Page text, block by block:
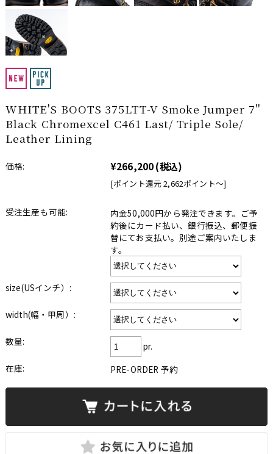
WHITE'S BOOTS 375LTT-V Smoke Jumper 7''
Black Chromexcel C461 Last/ Triple Sole/
Leather Lining
価格: ¥266,200(税込)
[ポイント還元 2,662ポイント〜]
受注生産も可能:
内金50,000円から発注できます。ご予
約後にカード払い、銀行振込、郵便振
替にてお支払い。別途ご案内いたしま
す。
size(USインチ）:
width(幅・甲周）:
数量:
pr.
在庫:
PRE-ORDER 予約